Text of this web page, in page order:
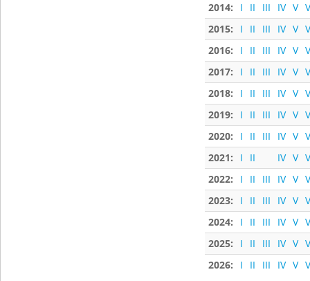
2014:
I II III IV V
2015:
I II III IV V
2016:
I II III IV V
2017:
I II III IV V
2018:
I II III IV V
2019:
I II III IV V
2020:
I II III IV V
2021:
I II IV V
2022:
I II III IV V
2023:
I II III IV V
2024:
I II III IV V
2025:
I II III IV V
2026:
I II III IV V